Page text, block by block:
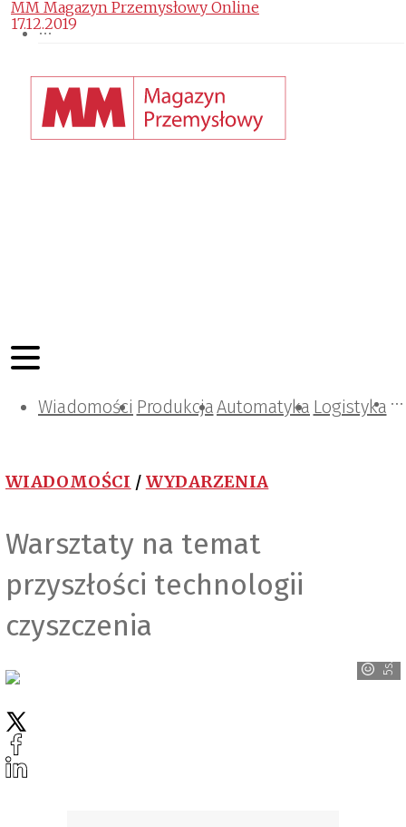
Wiadomości ProdukcjaAutomatyka Logistyka
Projektowanie i konstrukcje
Zarządzanie i IT
Tematy specjalne
WIADOMOŚCI / WYDARZENIA
Warsztaty na temat
przyszłości technologii
czyszczenia
MM Magazyn Przemysłowy Online
17.12.2019